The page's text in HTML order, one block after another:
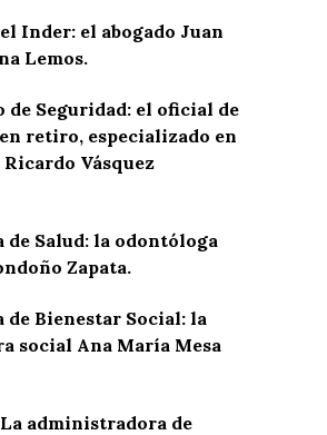
Inder: el abogado Juan
Lemos.
de Seguridad: el oficial de
retiro, especializado en
Vásquez
de Salud: la odontóloga
Zapata.
de Bienestar Social: la
social Ana María Mesa
administradora de